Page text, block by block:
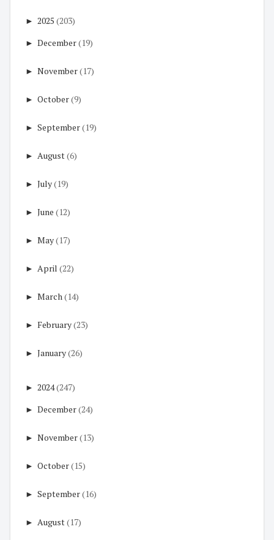
► 2025 (203)
► December(19)
► November(17)
► October(9)
► September(19)
► August(6)
► July(19)
► June (12)
► May(17)
► April (22)
► March (14)
► February(23)
► January(26)
► 2024(247)
► December(24)
► November(13)
► October(15)
► September(16)
► August(17)